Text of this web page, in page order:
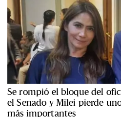
Se rompió el bloque del
el Senado y Milei pierde
más importantes